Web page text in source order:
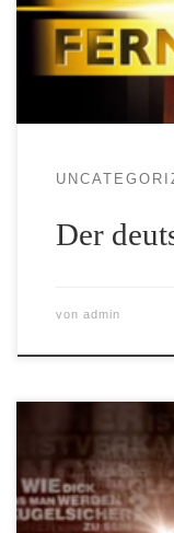
Der
von admin